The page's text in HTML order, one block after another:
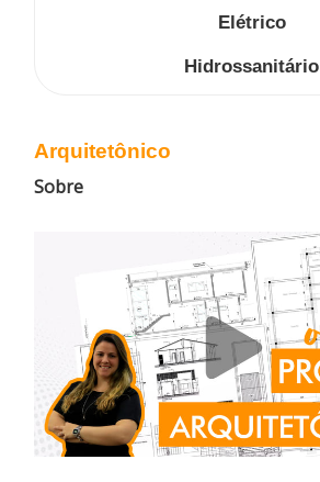
Elétrico
Hidrossanitário
Arquitetônico
Sobre